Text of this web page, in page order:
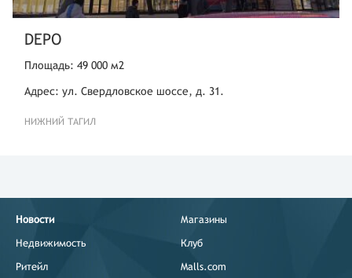
DEPO
Площадь: 49 000 м2
Адрес: ул. Свердловское шоссе, д. 31.
НИЖНИЙ ТАГИЛ
Новости
Недвижимость
Ритейл
Магазины
Клуб
Malls.com